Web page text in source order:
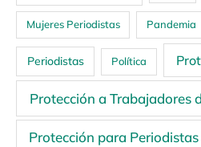
Mujeres Periodistas Pandemia
Periodistas Política
Protección a Trabajadores
Protección para Periodistas